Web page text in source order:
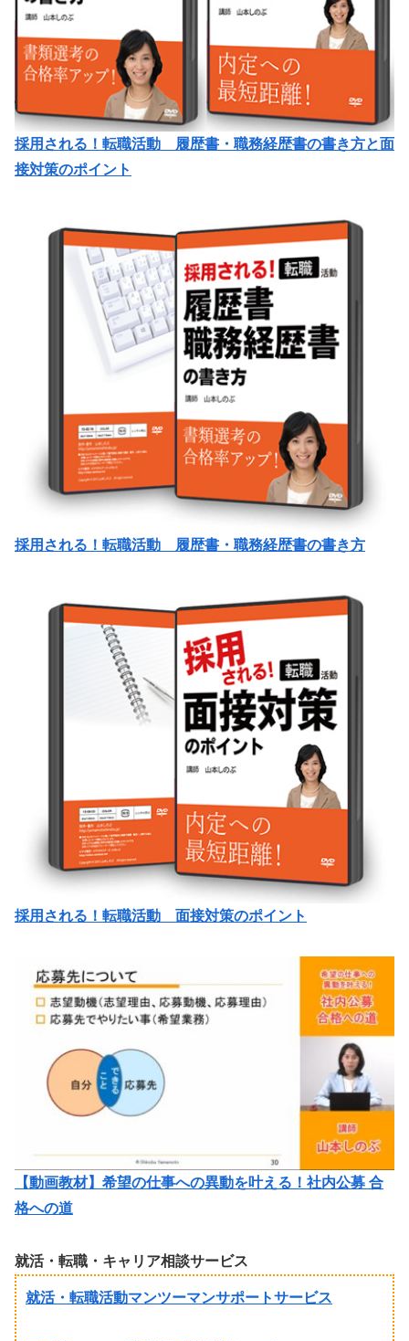
採用される！転職活動 履歴書・職務経歴書の書き方と面
接対策のポイント
採用される！転職活動 履歴書・職務経歴書の書き方
採用される！転職活動 面接対策のポイント
【動画教材】希望の仕事への異動を叶える！社内公募 合
格への道
就活・転職・キャリア相談サービス
就活・転職活動マンツーマンサポートサービス